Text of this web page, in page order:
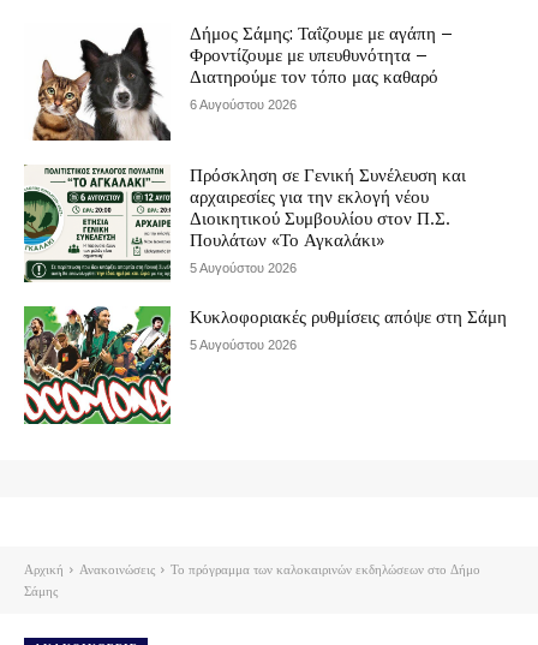
Δήμος Σάμης: Ταΐζουμε με αγάπη –
Φροντίζουμε με υπευθυνότητα –
Διατηρούμε τον τόπο μας καθαρό
6 Αυγούστου 2026
Πρόσκληση σε Γενική Συνέλευση και
αρχαιρεσίες για την εκλογή νέου
Διοικητικού Συμβουλίου στον Π.Σ.
Πουλάτων «Το Αγκαλάκι»
5 Αυγούστου 2026
Κυκλοφοριακές ρυθμίσεις απόψε στη Σάμη
5 Αυγούστου 2026